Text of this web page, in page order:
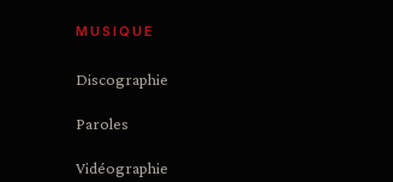
MUSIQUE
Discographie
Paroles
Vidéographie